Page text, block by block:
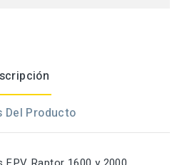
Del Producto